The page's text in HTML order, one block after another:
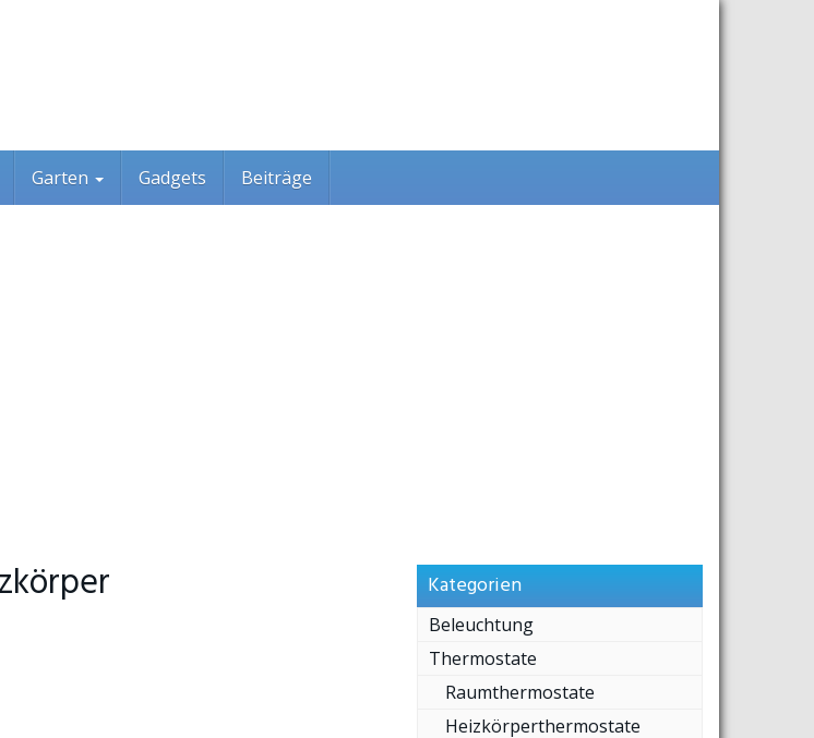
Garten Gadgets Beiträge
Kategorien
Beleuchtung
Thermostate
Raumthermostate
Heizkörperthermostate